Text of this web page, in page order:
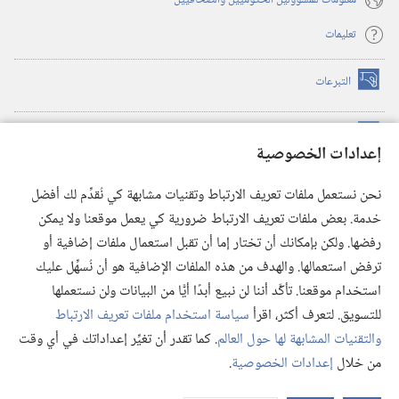
إعدادات الخصوصية
نحن نستعمل ملفات تعريف الارتباط وتقنيات مشابهة كي نُقدِّم لك أفضل
خدمة. بعض ملفات تعريف الارتباط ضرورية كي يعمل موقعنا ولا يمكن
رفضها. ولكن بإمكانك أن تختار إما أن تقبل استعمال ملفات إضافية أو
ترفض استعمالها. والهدف من هذه الملفات الإضافية هو أن نُسهِّل عليك
استخدام موقعنا. تأكَّد أننا لن نبيع أبدًا أيًّا من البيانات ولن نستعملها
للتسويق. لتعرف أكثر، اقرأسياسة استخدام ملفات تعريف الارتباط
والتقنيات المشابهة لها حول العالم. كما تقدر أن تغيِّر إعداداتك في أي وقت
من خلال إعدادات الخصوصية.
تعليمات
التبرعات (يفتح
نافذة
(يفتح
نافذة
(يفتح
نافذة
جديدة) تطبيق ®
JW Library
مكتبة برج المراقبة
© 2026 .Watch Tower Bible and Tract Society of Pennsylvania